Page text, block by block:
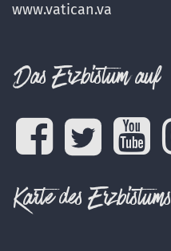
www.vatican.va
Das Erzbistum auf
Karte des Erzbistums